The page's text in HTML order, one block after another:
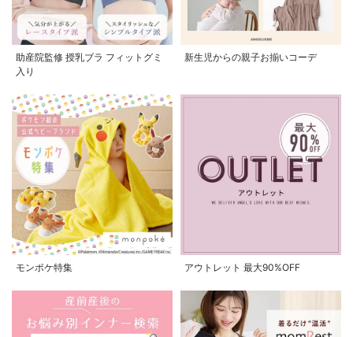
お気に入り商品を確認する
助産院監修 授乳ブラ フィットグミ
入り
新生児からの親子お揃いコーデ
モンポケ特集 アウトレット 最大90%OFF